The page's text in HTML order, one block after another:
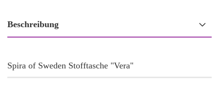
Beschreibung
Spira of Sweden Stofftasche "Vera"